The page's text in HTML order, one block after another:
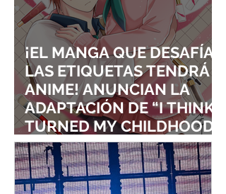
¡EL MANGA QUE DESAFÍA
LAS ETIQUETAS TENDRÁ
ANIME! ANUNCIAN LA
ADAPTACIÓN DE “I THINK I
TURNED MY CHILDHOOD
FRIEND INTO A GIRL”